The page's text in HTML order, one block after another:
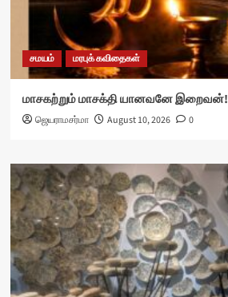
சமயம் மரபுக் கவிதைகள்
மாசகற்றும் மாசக்தி யானவனே இறைவன்!
ஜெயராமசர்மா August 10, 2026 0